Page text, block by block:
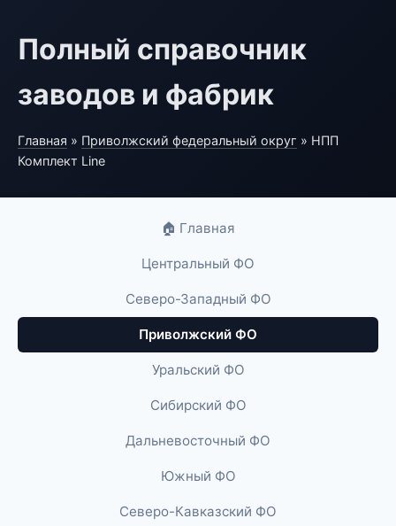
Полный справочник
заводов и фабрик
Главная » Приволжский федеральный округ » НПП
Комплект Line
🏠 Главная
Центральный ФО
Северо-Западный ФО
Приволжский ФО
Уральский ФО
Сибирский ФО
Дальневосточный ФО
Южный ФО
Северо-Кавказский ФО